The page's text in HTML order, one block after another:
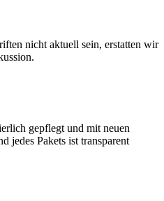
nicht aktuell sein, erstatten wir
gepflegt und mit neuen
jedes Pakets ist transparent